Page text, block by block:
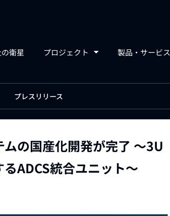
衛星 プロジェクト 製品・サービス
プレスリリース
の国産化開発が完了 ～3U
ADCS統合ユニット～